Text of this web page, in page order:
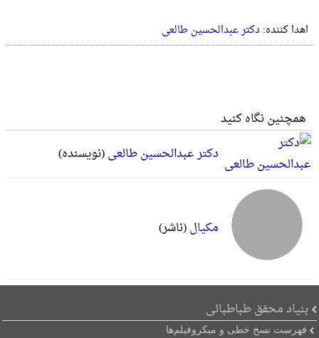
اهدا کننده: دکتر عبدالحسین طالعی
همچنین نگاه کنید
دکتر عبدالحسین طالعی(نویسنده)
مکیال(ناشر)
بنیاد محقق طباطبائی
فهرست نسخ خطی و میکروفیلم‌ها